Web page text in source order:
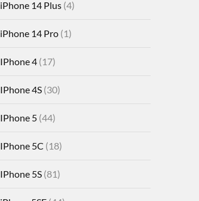
iPhone 14 Plus(4)
iPhone 14 Pro(1)
IPhone 4(17)
IPhone 4S(30)
IPhone 5(44)
IPhone 5C (18)
IPhone 5S(81)